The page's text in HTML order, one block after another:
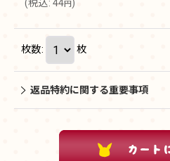
(税込: 44円 )
枚数: 枚
返品特約に関する重要事項